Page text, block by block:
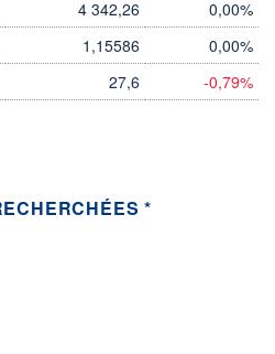
4 342,26 0,00%
1,15586 0,00%
27,6 -0,79%
*